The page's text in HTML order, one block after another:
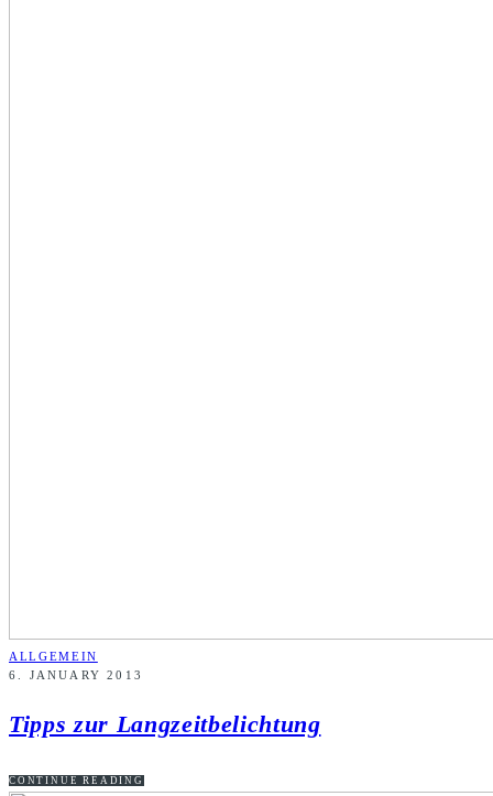
ALLGEMEIN
6. JANUARY 2013
Tipps zur Langzeitbelichtung
CONTINUE READING